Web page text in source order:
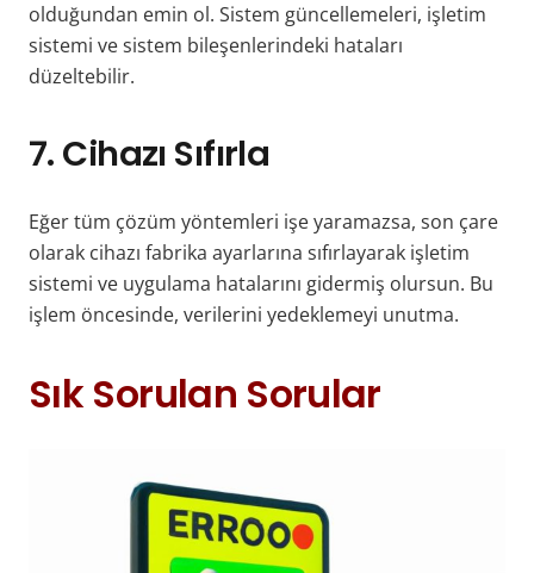
olduğundan emin ol. Sistem güncellemeleri, işletim
sistemi ve sistem bileşenlerindeki hataları
düzeltebilir.
7. Cihazı Sıfırla
Eğer tüm çözüm yöntemleri işe yaramazsa, son çare
olarak cihazı fabrika ayarlarına sıfırlayarak işletim
sistemi ve uygulama hatalarını gidermiş olursun. Bu
işlem öncesinde, verilerini yedeklemeyi unutma.
Sık Sorulan Sorular